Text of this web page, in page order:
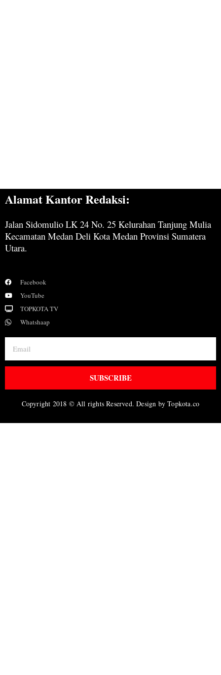
Alamat Kantor Redaksi:
Jalan Sidomulio LK 24 No. 25 Kelurahan Tanjung Mulia
Kecamatan Medan Deli Kota Medan Provinsi Sumatera
Utara.
Facebook
YouTube
TOPKOTA TV
Whatshaap
SUBSCRIBE
Copyright 2018 © All rights Reserved. Design by Topkota.co